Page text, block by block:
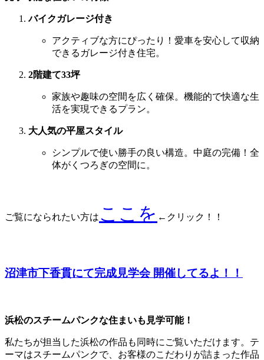
バイクガレージ付き
アクティブな方にぴったり！愛車を安心して収納
できるガレージ付き住宅。
2階建て33坪
家族や趣味の空間を広く確保。機能的で快適な生
活を実現できるプラン。
大人気の平屋スタイル
シンプルで使い勝手の良い構造。中庭の完備！全
体がくつろぎの空間に。
ご覧になられたい方は ここを ←クリック！！
沼津市下香貫にて完成見学会 開催してるよ！！
浜松のスチームパンクな住まいも見学可能！
私たちが担当した浜松の作品も同時にご覧いただけます。テ
ーマはスチームパンクで、お客様のこだわりが詰まった作品